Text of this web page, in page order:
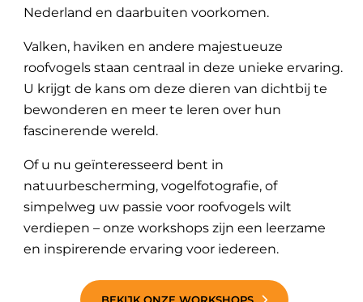
Nederland en daarbuiten voorkomen.
Valken, haviken en andere majestueuze
roofvogels staan centraal in deze unieke ervaring.
U krijgt de kans om deze dieren van dichtbij te
bewonderen en meer te leren over hun
fascinerende wereld.
Of u nu geïnteresseerd bent in
natuurbescherming, vogelfotografie, of
simpelweg uw passie voor roofvogels wilt
verdiepen – onze workshops zijn een leerzame
en inspirerende ervaring voor iedereen.